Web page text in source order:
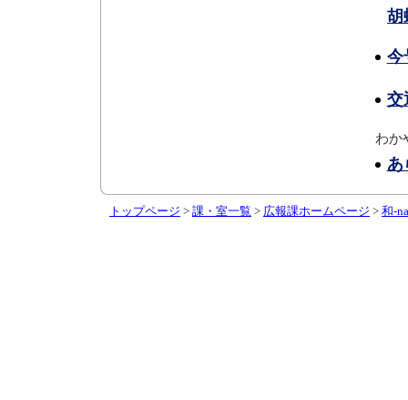
胡
今
交
わか
あ
トップページ > 課・室一覧 > 広報課ホームページ > 和-